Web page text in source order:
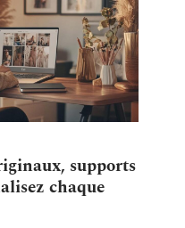
supports
chaque